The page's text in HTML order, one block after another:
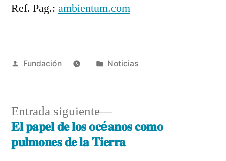
Ref. Pag.: ambientum.com
Fundación Noticias
Entrada siguiente
𝐄𝐥 𝐩𝐚𝐩𝐞𝐥 𝐝𝐞 𝐥𝐨𝐬 𝐨𝐜é𝐚𝐧𝐨𝐬 𝐜𝐨𝐦𝐨
𝐩𝐮𝐥𝐦𝐨𝐧𝐞𝐬 𝐝𝐞 𝐥𝐚 𝐓𝐢𝐞𝐫𝐫𝐚